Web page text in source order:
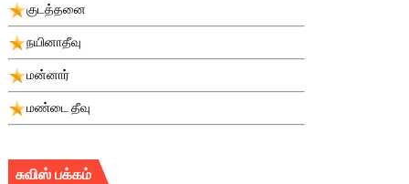
குடத்தனை
நயினாதீவு
மன்னார்
மண்டை தீவு
சுவிஸ் பக்கம்